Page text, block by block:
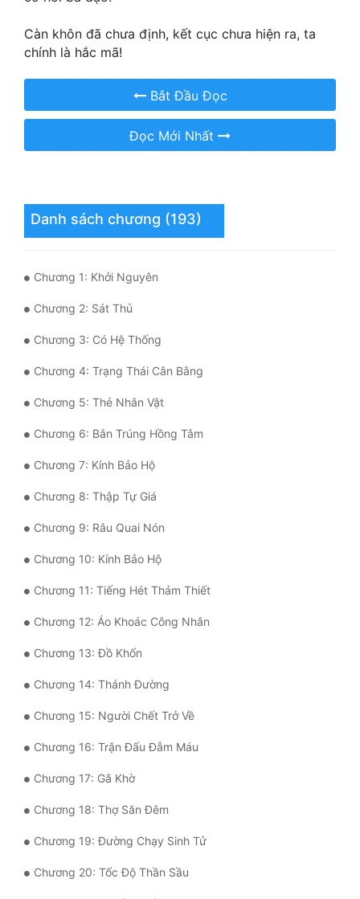
Kỳ Huyễn
Kỳ Ảo
Linh Dị
Mạt Thế
Mỹ Thực
Ngôn Tình
Ngược
Nữ Cường
Nữ Phụ
Phong Thủy - Tâm Linh
Phương Tây
Phản Phái
Quan Trường
Quân Sự
Sảng Văn
Sủng
Thanh Xuân
Tiên Hiệp
Càn khôn đã chưa định, kết cục chưa hiện ra, ta
chính là hắc mã!
Bắt Đầu Đọc
Đọc Mới Nhất
Danh sách chương (193)
Chương 1: Khởi Nguyên
Chương 2: Sát Thủ
Chương 3: Có Hệ Thống
Chương 4: Trạng Thái Cân Bằng
Chương 5: Thẻ Nhân Vật
Chương 6: Bắn Trúng Hồng Tâm
Chương 7: Kính Bảo Hộ
Chương 8: Thập Tự Giá
Chương 9: Râu Quai Nón
Chương 10: Kính Bảo Hộ
Chương 11: Tiếng Hét Thảm Thiết
Chương 12: Áo Khoác Công Nhân
Chương 13: Đồ Khốn
Chương 14: Thánh Đường
Chương 15: Người Chết Trở Về
Chương 16: Trận Đấu Đẫm Máu
Chương 17: Gã Khờ
Chương 18: Thợ Săn Đêm
Chương 19: Đường Chạy Sinh Tử
Chương 20: Tốc Độ Thần Sầu